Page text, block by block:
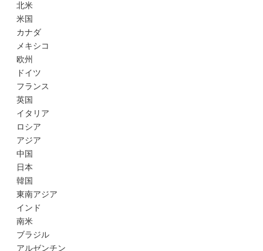
北米
米国
カナダ
メキシコ
欧州
ドイツ
フランス
英国
イタリア
ロシア
アジア
中国
日本
韓国
東南アジア
インド
南米
ブラジル
アルゼンチン